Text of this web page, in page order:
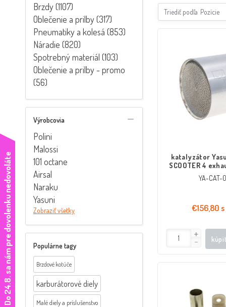
Brzdy (1107)
Oblečenie a prilby (317)
Pneumatiky a kolesá (853)
Náradie (820)
Spotrebný materiál (103)
Oblečenie a prilby - promo
(56)
Výrobcovia
Polini
Malossi
101 octane
Airsal
Naraku
Yasuni
Zobraziť všetky
Populárne tagy
Brzdové kotúče
karburátorové diely
Malé diely a príslušenstvo
Triediť podľa Pozície
katalyzátor
SCOOTER 4
YA355, YA356,
YA453, YA454,
YA1204,
YA-CAT-
€156,80 s
D
o
2
4
.
8
.
s
a
n
á
m
p
r
e
d
o
v
o
l
e
n
k
u
n
e
d
o
v
o
l
á
t
e